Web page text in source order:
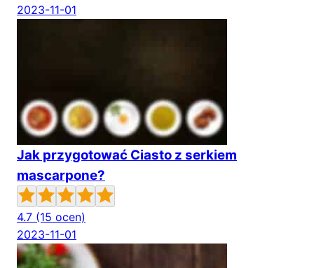
2023-11-01
Jak przygotować Ciasto z serkiem
mascarpone?
4.7 (15 ocen)
2023-11-01